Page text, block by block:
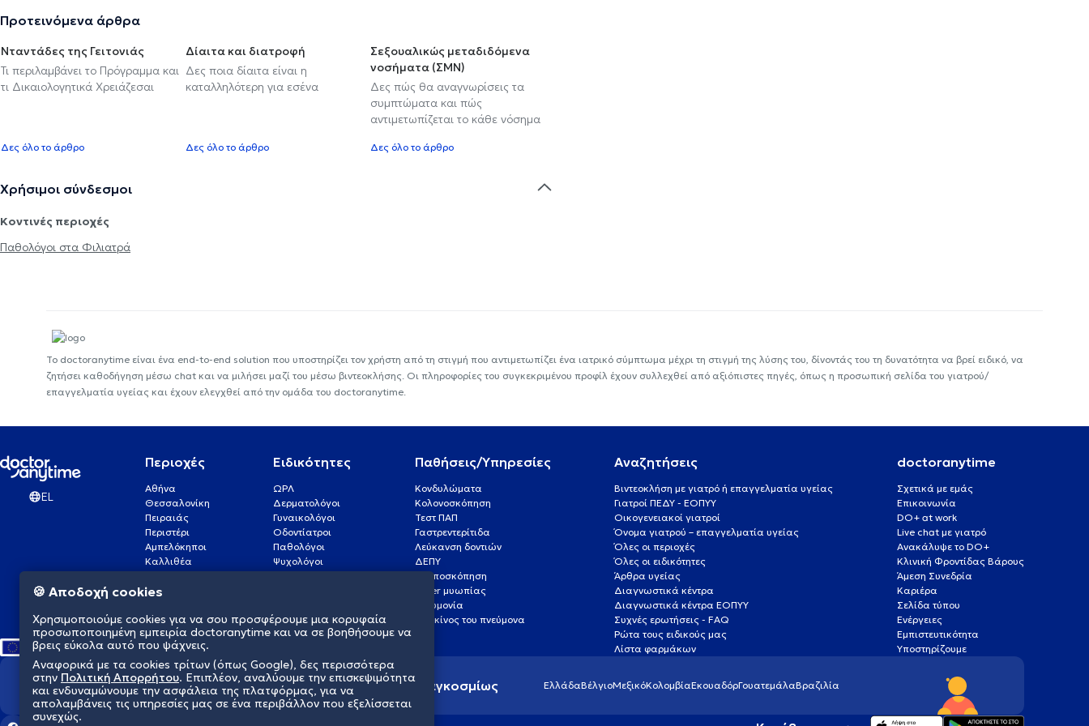
Προτεινόμενα άρθρα
Νταντάδες της Γειτονιάς
Τι περιλαμβάνει το Πρόγραμμα και
τι Δικαιολογητικά Χρειάζεσαι
Δες όλο το άρθρο
Δίαιτα και διατροφή
Δες ποια δίαιτα είναι η
καταλληλότερη για εσένα
Δες όλο το άρθρο
Σεξουαλικώς μεταδιδόμενα
νοσήματα (ΣΜΝ)
Δες πώς θα αναγνωρίσεις τα
συμπτώματα και πώς
αντιμετωπίζεται το κάθε νόσημα
Δες όλο το άρθρο
Χρήσιμοι σύνδεσμοι
Κοντινές περιοχές
Παθολόγοι στα Φιλιατρά
Το doctoranytime είναι ένα end-to-end solution που υποστηρίζει τον χρήστη από τη στιγμή που αντιμετωπίζει ένα ιατρικό σύμπτωμα μέχρι τη στιγμή της λύσης του, δίνοντάς του τη δυνατότητα να βρεί ειδικό, να
ζητήσει καθοδήγηση μέσω chat και να μιλήσει μαζί του μέσω βιντεοκλήσης. Οι πληροφορίες του συγκεκριμένου προφίλ έχουν συλλεχθεί από αξιόπιστες πηγές, όπως η προσωπική σελίδα του γιατρού/
επαγγελματία υγείας και έχουν ελεγχθεί από την ομάδα του doctoranytime.
EL
Περιοχές
Αθήνα
Θεσσαλονίκη
Πειραιάς
Περιστέρι
Αμπελόκηποι
Καλλιθέα
Γλυφάδα
Νέα Σμύρνη
Ειδικότητες
ΩΡΛ
Δερματολόγοι
Γυναικολόγοι
Οδοντίατροι
Παθολόγοι
Ψυχολόγοι
Καρδιολόγοι
Παθήσεις/Υπηρεσίες
Κονδυλώματα
Κολονοσκόπηση
Τεστ ΠΑΠ
Γαστρεντερίτιδα
Λεύκανση δοντιών
ΔΕΠΥ
Κολποσκόπηση
Laser μυωπίας
Πνευμονία
Καρκίνος του πνεύμονα
Αναζητήσεις
Βιντεοκλήση με γιατρό ή επαγγελματία υγείας
Γιατροί ΠΕΔΥ - ΕΟΠΥΥ
Οικογενειακοί γιατροί
Όνομα γιατρού – επαγγελματία υγείας
Όλες οι περιοχές
Όλες οι ειδικότητες
Άρθρα υγείας
Διαγνωστικά κέντρα
Διαγνωστικά κέντρα ΕΟΠΥΥ
Συχνές ερωτήσεις - FAQ
Ρώτα τους ειδικούς μας
Λίστα φαρμάκων
doctoranytime
Σχετικά με εμάς
Επικοινωνία
DO+ at work
Live chat με γιατρό
Ανακάλυψε το DO+
Κλινική Φροντίδας Βάρους
Άμεση Συνεδρία
Καριέρα
Σελίδα τύπου
Ενέργειες
Εμπιστευτικότητα
Υποστηρίζουμε
Διαμορφώνουμε το μέλλον της υγείας παγκοσμίως ΕλλάδαΒέλγιοΜεξικόΚολομβίαΕκουαδόρΓουατεμάλαΒραζιλία
🍪 Αποδοχή cookies
Χρησιμοποιούμε cookies για να σου προσφέρουμε μια κορυφαία
προσωποποιημένη εμπειρία doctoranytime και να σε βοηθήσουμε να
βρεις εύκολα αυτό που ψάχνεις.
Αναφορικά με τα cookies τρίτων (όπως Google), δες περισσότερα
στην Πολιτική Απορρήτου. Επιπλέον, αναλύουμε την επισκεψιμότητα
και ενδυναμώνουμε την ασφάλεια της πλατφόρμας, για να
απολαμβάνεις τις υπηρεσίες μας σε ένα περιβάλλον που εξελίσσεται
συνεχώς.